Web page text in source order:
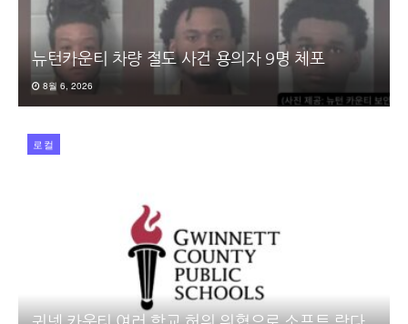
뉴턴카운티 차량 절도 사건 용의자 9명 체포
8월 6, 2026
로컬